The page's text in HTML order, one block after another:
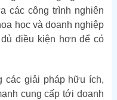
các công trình nghiên
học và doanh nghiệp
điều kiện hơn để có
các giải pháp hữu ích,
cung cấp tới doanh